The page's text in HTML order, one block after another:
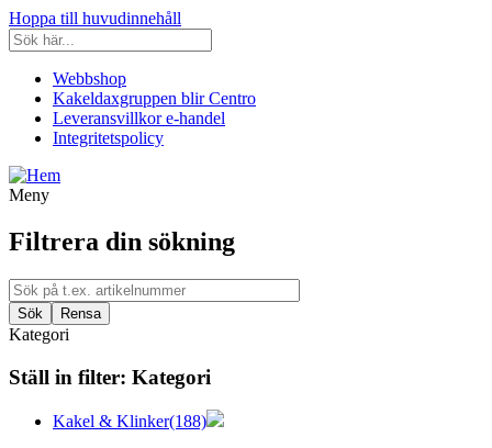
Hoppa till huvudinnehåll
Webbshop
Kakeldaxgruppen blir Centro
Leveransvillkor e-handel
Integritetspolicy
Meny
Filtrera din sökning
Kategori
Ställ in filter: Kategori
Kakel & Klinker(188)